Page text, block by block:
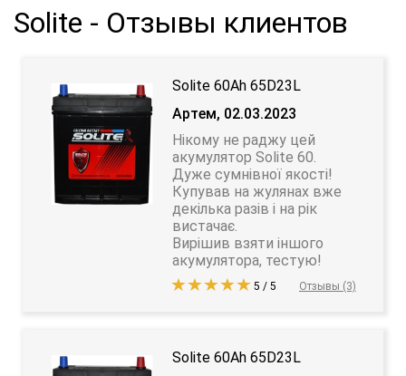
Solite - Отзывы клиентов
Solite 60Ah 65D23L
Артем, 02.03.2023
Нікому не раджу цей
акумулятор Solite 60.
Дуже сумнівної якості!
Купував на жулянах вже
декілька разів і на рік
вистачає.
Вирішив взяти іншого
акумулятора, тестую!
5 / 5 Отзывы (3)
Solite 60Ah 65D23L